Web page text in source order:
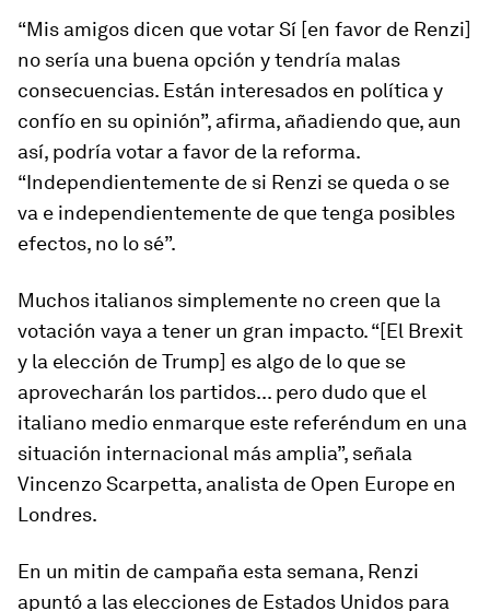
“Mis amigos dicen que votar Sí [en favor de Renzi]
no sería una buena opción y tendría malas
consecuencias. Están interesados en política y
confío en su opinión”, afirma, añadiendo que, aun
así, podría votar a favor de la reforma.
“Independientemente de si Renzi se queda o se
va e independientemente de que tenga posibles
efectos, no lo sé”.
Muchos italianos simplemente no creen que la
votación vaya a tener un gran impacto. “[El Brexit
y la elección de Trump] es algo de lo que se
aprovecharán los partidos... pero dudo que el
italiano medio enmarque este referéndum en una
situación internacional más amplia”, señala
Vincenzo Scarpetta, analista de Open Europe en
Londres.
En un mitin de campaña esta semana, Renzi
apuntó a las elecciones de Estados Unidos para